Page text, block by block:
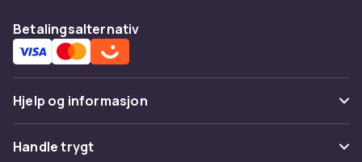
Betalingsalternativ
Hjelp og informasjon
Vanlige spørsmål
Handle trygt